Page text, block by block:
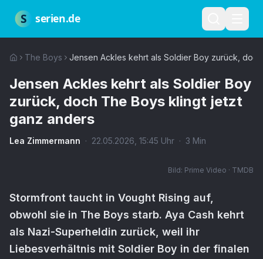
S serien.de
The Boys Jensen Ackles kehrt als Soldier Boy zurück,
Jensen Ackles kehrt als Soldier Boy
zurück, doch The Boys klingt jetzt
ganz anders
Lea Zimmermann · 22.05.2026 15:45 Uhr · 3 Min
Bild: Prime Video · TMDB
Stormfront taucht in Vought Rising auf,
obwohl sie in The Boys starb. Aya Cash kehrt
als Nazi-Superheldin zurück, weil ihr
Liebesverhältnis mit Soldier Boy in der finalen
Nutzungsbedingungen